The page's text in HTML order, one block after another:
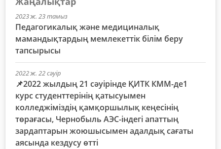
2023 ж. 23 тамыз
Педагогикалық және медициналық
мамандықтардың мемлекеттік білім беру
тапсырысы
2022 ж. 22 сәуір
📌2022 жылдың 21 сәуірінде ҚИТК КММ-де1
курс студенттерінің қатысуымен
колледжіміздің қамқоршылық кеңесінің
төрағасы, Чернобыль АЭС-індегі апаттың
зардаптарын жоюшысымен адалдық сағаты
аясында кездусу өтті